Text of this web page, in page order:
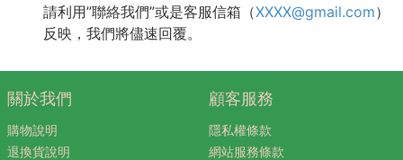
請利用”聯絡我們”或是客服信箱（XXXX@gmail.com）
反映，我們將儘速回覆。
關於我們
購物說明
退換貨說明
顧客服務
隱私權條款
網站服務條款